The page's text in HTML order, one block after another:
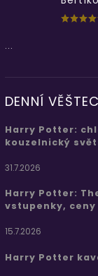
...
DENNÍ
Harry Potter:
kouzelnický svět
31.7.2026
Harry Potter:
vstupenky, ceny
15.7.2026
Harry Potter